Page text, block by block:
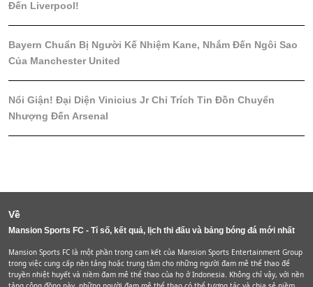
Đến Liverpool!
Bayern Chuẩn Bị Người Kế Nhiệm Kane, Nhắm Đến Ngôi Sao
Của Manchester United
Nổi Giận! Đại Diện Vinicius Jr Chỉ Trích Tin Đồn Chuyển
Nhượng Đến Arsenal
Về
Mansion Sports FC - Tỉ số, kết quả, lịch thi đấu và bảng bóng đá mới nhất
Mansion Sports FC là một phần trong cam kết của Mansion Sports Entertainment Group
trong việc cung cấp nền tảng hoặc trung tâm cho những người đam mê thể thao để
truyền nhiệt huyết và niềm đam mê thể thao của họ ở Indonesia. Không chỉ vậy, với nền